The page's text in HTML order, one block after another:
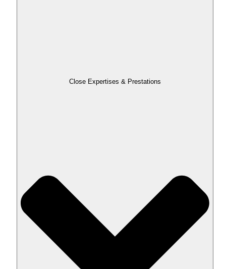
Close Expertises & Prestations